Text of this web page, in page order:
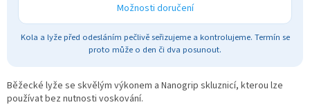
Možnosti doručení
Kola a lyže před odesláním pečlivě seřizujeme a kontrolujeme. Termín se
proto může o den či dva posunout.
Běžecké lyže se skvělým výkonem a Nanogrip skluznicí, kterou lze
používat bez nutnosti voskování.